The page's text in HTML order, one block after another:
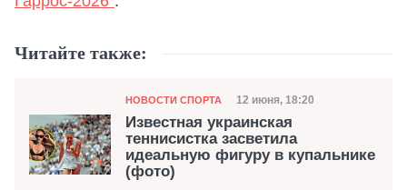
Читайте также:
Категория
НОВОСТИ СПОРТА Дата публикации
12 июня, 18:20
Известная украинская
теннисистка засветила
идеальную фигуру в купальнике
(фото)